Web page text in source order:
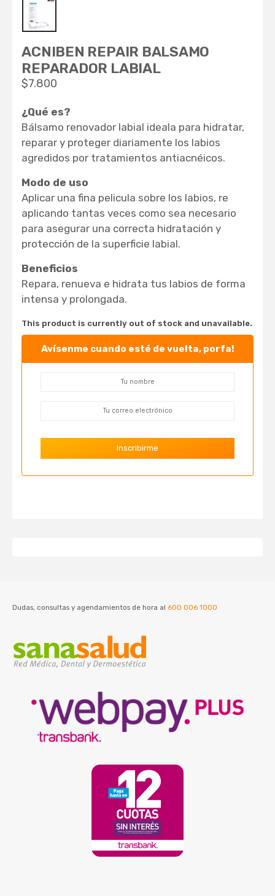
ACNIBEN REPAIR BALSAMO
REPARADOR LABIAL
$7.800
¿Qué es?
Bálsamo renovador labial ideala para hidratar,
reparar y proteger diariamente los labios
agredidos por tratamientos antiacnéicos.
Modo de uso
Aplicar una fina pelicula sobre los labios, re
aplicando tantas veces como sea necesario
para asegurar una correcta hidratación y
protección de la superficie labial.
Beneficios
Repara, renueva e hidrata tus labios de forma
intensa y prolongada.
This product is currently out of stock and unavailable.
Avísenme cuando esté de vuelta, porfa!
Dudas, consultas y agendamientos de hora al 600 006 1000